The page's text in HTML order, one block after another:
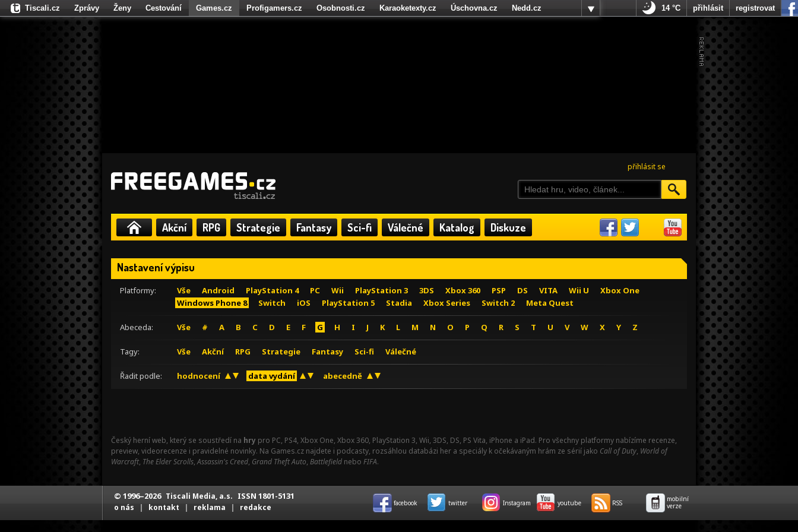
přihlásit se
Akční RPG Strategie Fantasy Sci-fi Válečné Katalog Diskuze
Nastavení výpisu
Platformy: Vše Android PlayStation 4 PC Wii PlayStation 3 3DS Xbox 360 PSP DS VITA Wii U
Xbox One
Windows Phone 8
Switch iOS PlayStation 5 Stadia Xbox Series Switch 2 Meta Quest
Abeceda: Vše # A B C D E F G H I J K L M N O P Q R S T U V W X Y Z
Tagy: Vše Akční RPG Strategie Fantasy Sci-fi Válečné
Řadit podle: hodnocení data vydání abecedně
Český herní web, který se soustředí na hry pro PC, PS4, Xbox One, Xbox 360, PlayStation 3, Wii, 3DS, DS, PS Vita, iPhone a iPad. Pro všechny platformy nabízíme recenze,
preview, videorecenze i pravidelné novinky. Na Games.cz najdete i podcasty, rozsáhlou databázi her a speciály k očekávaným hrám ze sérií jako Call of Duty, World of
Warcraft, The Elder Scrolls,Assassin's Creed, Grand Theft Auto, Battlefield nebo FIFA.
Tiscali.cz Zprávy Ženy Cestování Games.cz Profigamers.cz Osobnosti.cz Karaoketexty.cz Úschovna.cz
Nedd.cz
Fights.cz
14 °C přihlásit registrovat
© 1996–2026 Tiscali Media, a.s. ISSN 1801-5131
o nás | kontakt | reklama | redakce facebook twitter Instagram youtube RSS
mobilní
verze